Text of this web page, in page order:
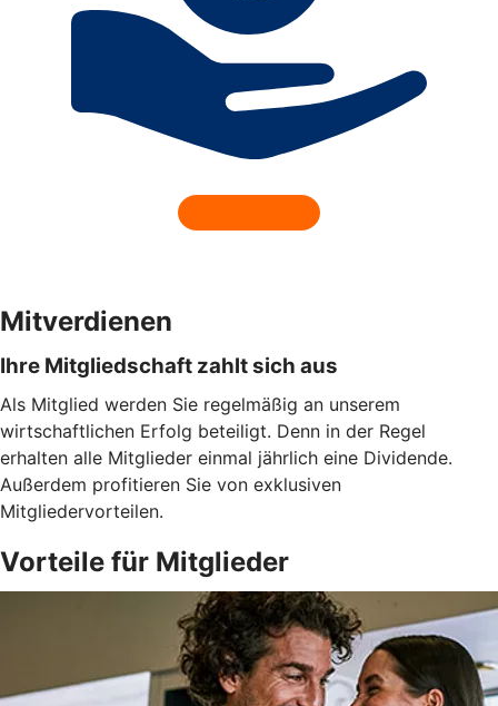
Mitverdienen
Ihre Mitgliedschaft zahlt sich aus
Als Mitglied werden Sie regelmäßig an unserem
wirtschaftlichen Erfolg beteiligt. Denn in der Regel
erhalten alle Mitglieder einmal jährlich eine Dividende.
Außerdem profitieren Sie von exklusiven
Mitgliedervorteilen.
Vorteile für Mitglieder